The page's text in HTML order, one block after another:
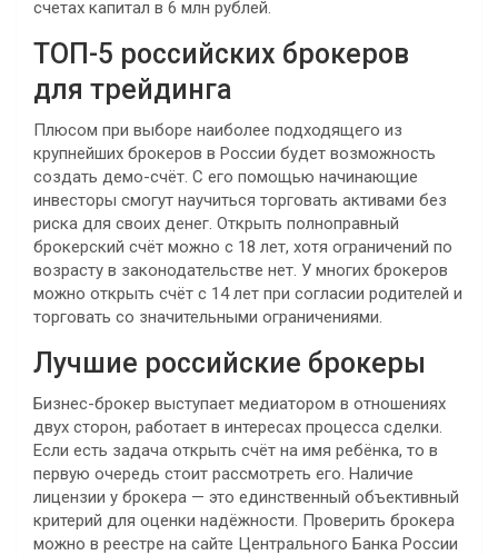
счетах капитал в 6 млн рублей.
ТОП-5 российских брокеров
для трейдинга
Плюсом при выборе наиболее подходящего из
крупнейших брокеров в России будет возможность
создать демо-счёт. С его помощью начинающие
инвесторы смогут научиться торговать активами без
риска для своих денег. Открыть полноправный
брокерский счёт можно с 18 лет, хотя ограничений по
возрасту в законодательстве нет. У многих брокеров
можно открыть счёт с 14 лет при согласии родителей и
торговать со значительными ограничениями.
Лучшие российские брокеры
Бизнес-брокер выступает медиатором в отношениях
двух сторон, работает в интересах процесса сделки.
Если есть задача открыть счёт на имя ребёнка, то в
первую очередь стоит рассмотреть его. Наличие
лицензии у брокера — это единственный объективный
критерий для оценки надёжности. Проверить брокера
можно в реестре на сайте Центрального Банка России